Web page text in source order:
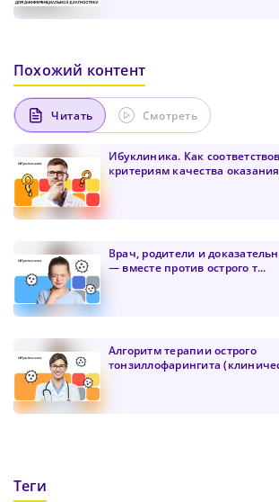
цифра и один специальный
Подтвердите Пароль*
Похожий контент
Читать Смотреть
Ибуклиника. Как
критериям качества
Врач, родители и
— вместе против острого т...
Алгоритм терапии острого
тонзиллофарингита
Теги